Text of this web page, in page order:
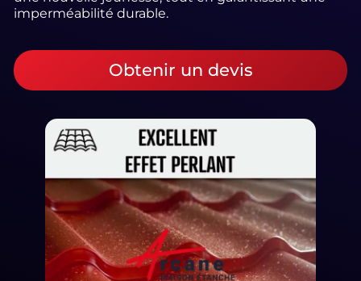
imperméabilité durable.
Obtenir un devis